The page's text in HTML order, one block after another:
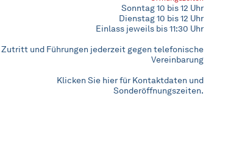
Sonntag 10 bis 12 Uhr
Dienstag 10 bis 12 Uhr
Einlass jeweils bis 11:30 Uhr
Zutritt und Führungen jederzeit gegen telefonische
Vereinbarung
Klicken Sie hier für Kontaktdaten und
Sonderöffnungszeiten.